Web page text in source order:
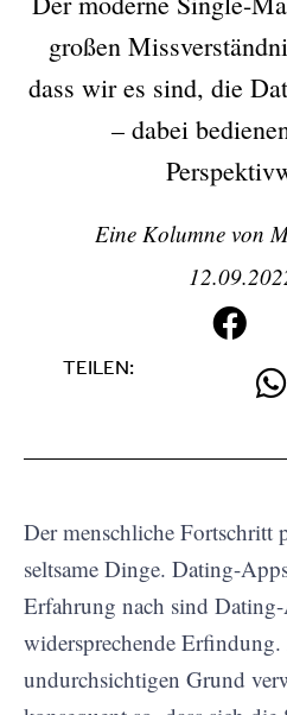
großen
dass wir es sind, die
– dabei
Eine Kolumne von
TEILEN:
Der menschliche Fortschritt
seltsame Dinge. Dating-
Erfahrung nach sind
widersprechende
undurchsichtigen Grund